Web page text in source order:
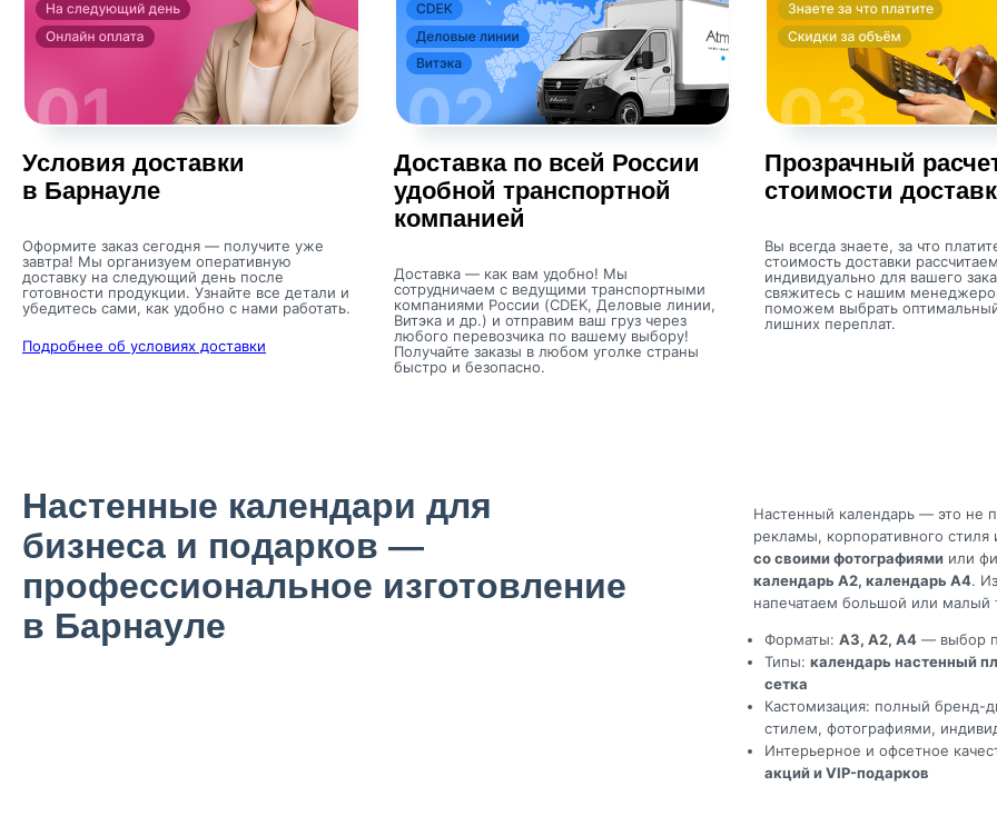
Условия доставки
в Барнауле
Оформите заказ сегодня — получите уже
завтра! Мы организуем оперативную
доставку на следующий день после
готовности продукции. Узнайте все детали и
убедитесь сами, как удобно с нами работать.
Подробнее об условиях доставки
Доставка по всей России
удобной транспортной
компанией
Доставка — как вам удобно! Мы
сотрудничаем с ведущими транспортными
компаниями России (CDEK, Деловые линии,
Витэка и др.) и отправим ваш груз через
любого перевозчика по вашему выбору!
Получайте заказы в любом уголке страны
быстро и безопасно.
Прозрачный
стоимости
Вы всегда знаете, за что
стоимость доставки рассчитаем
индивидуально для вашего
свяжитесь с нашим
поможем выбрать
лишних переплат.
Настенные календари для
бизнеса и подарков —
профессиональное изготовление
в Барнауле
Настенный календарь — это не
рекламы, корпоративного
со своими фотографиями или
календарь А2, календарь А4.
напечатаем большой или малый
Форматы: А3, А2, А4 — выбор
Типы: календарь настенный
сетка
Кастомизация: полный бренд-
стилем, фотографиями,
Интерьерное и офсетное
акций и VIP-подарков